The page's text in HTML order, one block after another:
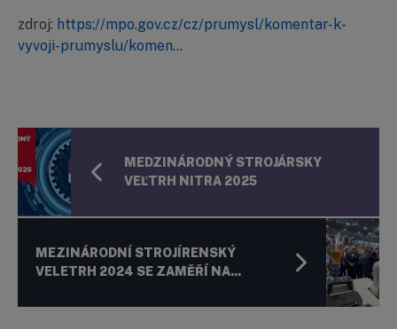
zdroj: https://mpo.gov.cz/cz/prumysl/komentar-k-
vyvoji-prumyslu/komen...
MEDZINÁRODNÝ STROJÁRSKY
VEĽTRH NITRA 2025
MEZINÁRODNÍ STROJÍRENSKÝ
VELETRH 2024 SE ZAMĚŘÍ NA...